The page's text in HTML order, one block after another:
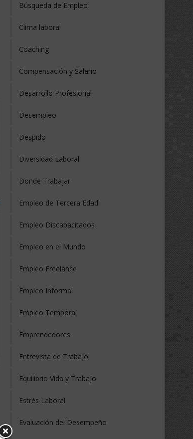
Búsqueda de Empleo
Clima laboral
Coaching
Compensación y Salario
Desarrollo Profesional
Desempleo
Despido
Diversidad Laboral
Donde Trabajar
Empleo de Tercera Edad
Empleo Discapacitados
Empleo en el Mundo
Empleo Freelance
Empleo Informal
Empleo Temporal
Emprendedores
Entrevista de Trabajo
Equilibrio Vida y Trabajo
Estrés Laboral
Evaluación del Desempeño